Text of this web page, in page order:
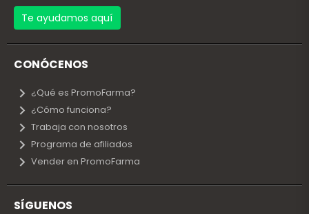
Te ayudamos aquí
CONÓCENOS
¿Qué es PromoFarma?
¿Cómo funciona?
Trabaja con nosotros
Programa de afiliados
Vender en PromoFarma
SÍGUENOS